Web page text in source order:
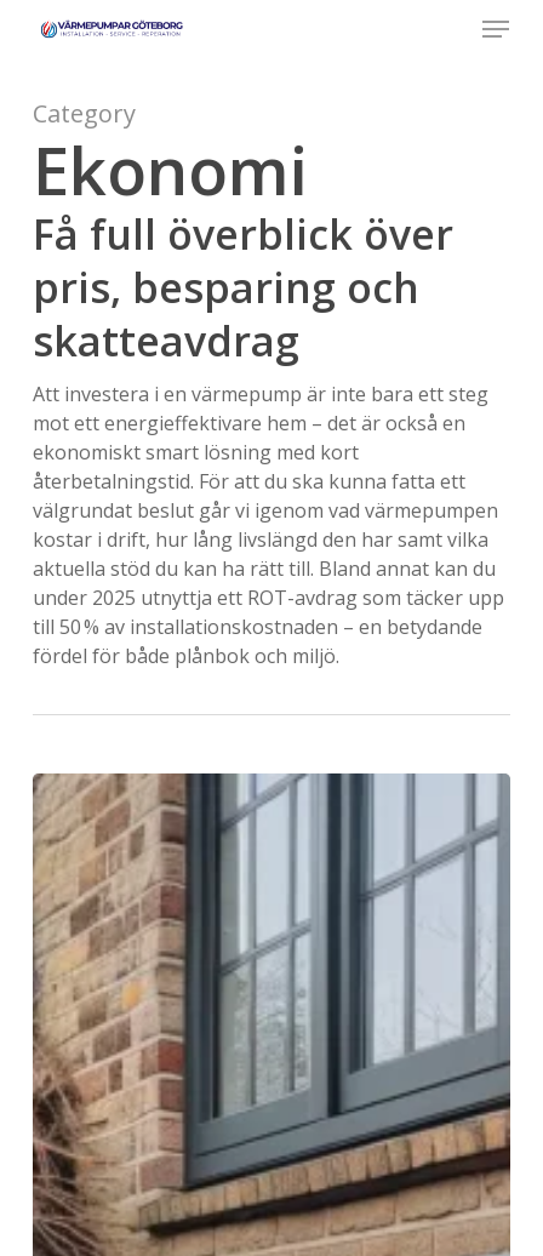
content
Menu
Category
Ekonomi
Få full överblick över
pris, besparing och
skatteavdrag
Att investera i en värmepump är inte bara ett steg
mot ett energieffektivare hem – det är också en
ekonomiskt smart lösning med kort
återbetalningstid. För att du ska kunna fatta ett
välgrundat beslut går vi igenom vad värmepumpen
kostar i drift, hur lång livslängd den har samt vilka
aktuella stöd du kan ha rätt till. Bland annat kan du
under 2025 utnyttja ett ROT-avdrag som täcker upp
till 50 % av installationskostnaden – en betydande
fördel för både plånbok och miljö.
Luftvärmepump
bäst
i
test
2025